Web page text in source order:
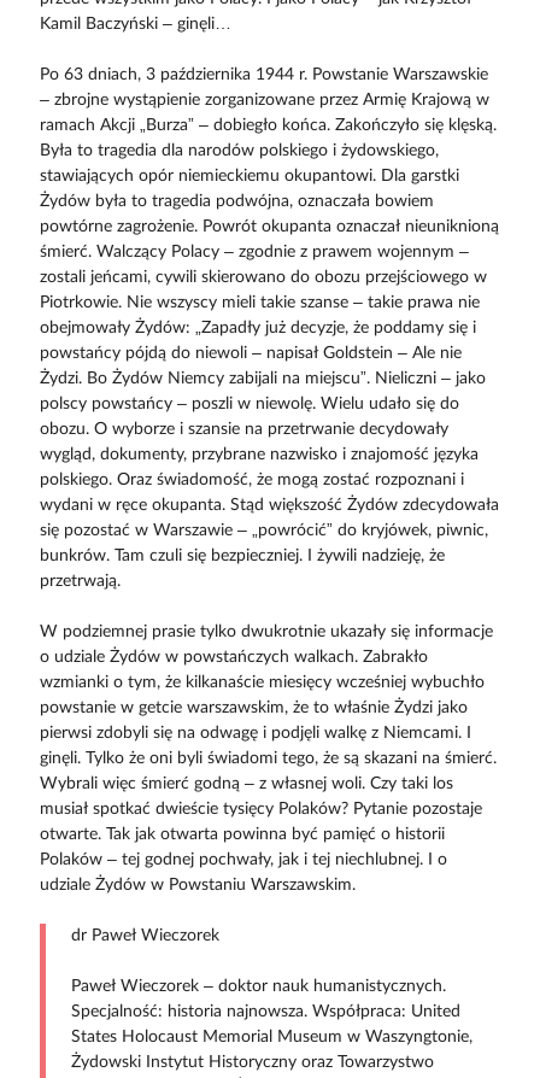
Kamil Baczyński – ginęli…
Po 63 dniach, 3 października 1944 r. Powstanie Warszawskie
– zbrojne wystąpienie zorganizowane przez Armię Krajową w
ramach Akcji „Burza” – dobiegło końca. Zakończyło się klęską.
Była to tragedia dla narodów polskiego i żydowskiego,
stawiających opór niemieckiemu okupantowi. Dla garstki
Żydów była to tragedia podwójna, oznaczała bowiem
powtórne zagrożenie. Powrót okupanta oznaczał nieuniknioną
śmierć. Walczący Polacy – zgodnie z prawem wojennym –
zostali jeńcami, cywili skierowano do obozu przejściowego w
Piotrkowie. Nie wszyscy mieli takie szanse – takie prawa nie
obejmowały Żydów: „Zapadły już decyzje, że poddamy się i
powstańcy pójdą do niewoli – napisał Goldstein – Ale nie
Żydzi. Bo Żydów Niemcy zabijali na miejscu”. Nieliczni – jako
polscy powstańcy – poszli w niewolę. Wielu udało się do
obozu. O wyborze i szansie na przetrwanie decydowały
wygląd, dokumenty, przybrane nazwisko i znajomość języka
polskiego. Oraz świadomość, że mogą zostać rozpoznani i
wydani w ręce okupanta. Stąd większość Żydów zdecydowała
się pozostać w Warszawie – „powrócić” do kryjówek, piwnic,
bunkrów. Tam czuli się bezpieczniej. I żywili nadzieję, że
przetrwają.
W podziemnej prasie tylko dwukrotnie ukazały się informacje
o udziale Żydów w powstańczych walkach. Zabrakło
wzmianki o tym, że kilkanaście miesięcy wcześniej wybuchło
powstanie w getcie warszawskim, że to właśnie Żydzi jako
pierwsi zdobyli się na odwagę i podjęli walkę z Niemcami. I
ginęli. Tylko że oni byli świadomi tego, że są skazani na śmierć.
Wybrali więc śmierć godną – z własnej woli. Czy taki los
musiał spotkać dwieście tysięcy Polaków? Pytanie pozostaje
otwarte. Tak jak otwarta powinna być pamięć o historii
Polaków – tej godnej pochwały, jak i tej niechlubnej. I o
udziale Żydów w Powstaniu Warszawskim.
dr Paweł Wieczorek
Paweł Wieczorek – doktor nauk humanistycznych.
Specjalność: historia najnowsza. Współpraca: United
States Holocaust Memorial Museum w Waszyngtonie,
Żydowski Instytut Historyczny oraz Towarzystwo